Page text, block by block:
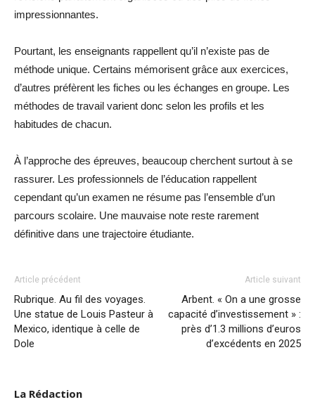
impressionnantes.
Pourtant, les enseignants rappellent qu’il n’existe pas de
méthode unique. Certains mémorisent grâce aux exercices,
d’autres préfèrent les fiches ou les échanges en groupe. Les
méthodes de travail varient donc selon les profils et les
habitudes de chacun.
À l’approche des épreuves, beaucoup cherchent surtout à se
rassurer. Les professionnels de l’éducation rappellent
cependant qu’un examen ne résume pas l’ensemble d’un
parcours scolaire. Une mauvaise note reste rarement
définitive dans une trajectoire étudiante.
Article précédent
Rubrique. Au fil des voyages.
Une statue de Louis Pasteur à
Mexico, identique à celle de
Dole
Article suivant
Arbent. « On a une grosse
capacité d’investissement » :
près d’1.3 millions d’euros
d’excédents en 2025
La Rédaction